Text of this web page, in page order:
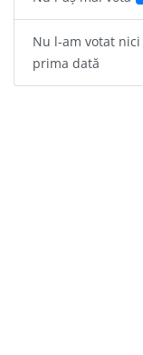
Nu l-am votat nici
prima dată